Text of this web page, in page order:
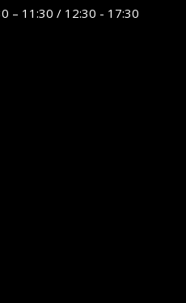
– 11:30 / 12:30 - 17:30